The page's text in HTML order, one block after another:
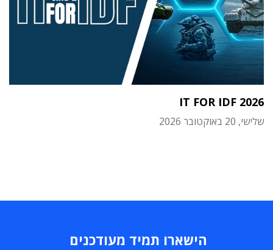
IT FOR IDF 2026
שלישי, 20 באוקטובר 2026
הישארו תמיד מעודכנים